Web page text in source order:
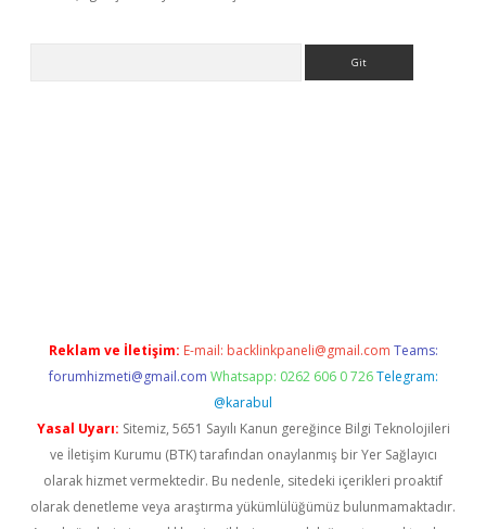
Reklam ve İletişim: E-mail: backlinkpaneli@gmail.com Teams:
forumhizmeti@gmail.com Whatsapp: 0262 606 0 726 Telegram:
@karabul
Yasal Uyarı: Sitemiz, 5651 Sayılı Kanun gereğince Bilgi Teknolojileri
ve İletişim Kurumu (BTK) tarafından onaylanmış bir Yer Sağlayıcı
olarak hizmet vermektedir. Bu nedenle, sitedeki içerikleri proaktif
olarak denetleme veya araştırma yükümlülüğümüz bulunmamaktadır.